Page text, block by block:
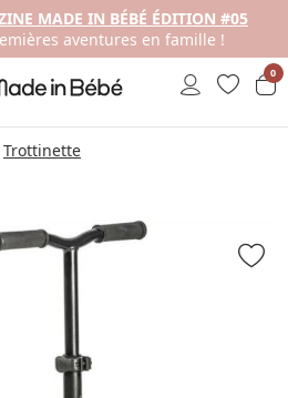
MADE IN BÉBÉ ÉDITION #05
aventures en famille !
0
Trottinette